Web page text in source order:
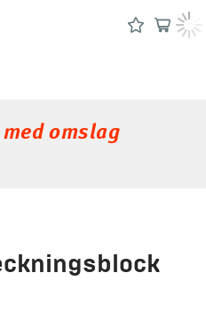
omslag